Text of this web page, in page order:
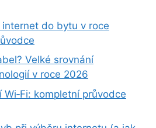
do bytu v roce
Velké srovnání
v roce 2026
kompletní průvodce